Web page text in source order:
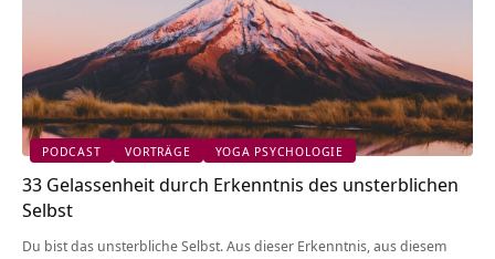
PODCAST VORTRÄGE YOGA PSYCHOLOGIE
33 Gelassenheit durch Erkenntnis des unsterblichen
Selbst
Du bist das unsterbliche Selbst. Aus dieser Erkenntnis, aus diesem